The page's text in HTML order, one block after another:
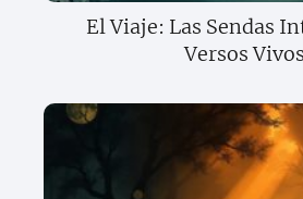
El Viaje: Las Sendas
Versos Vivos